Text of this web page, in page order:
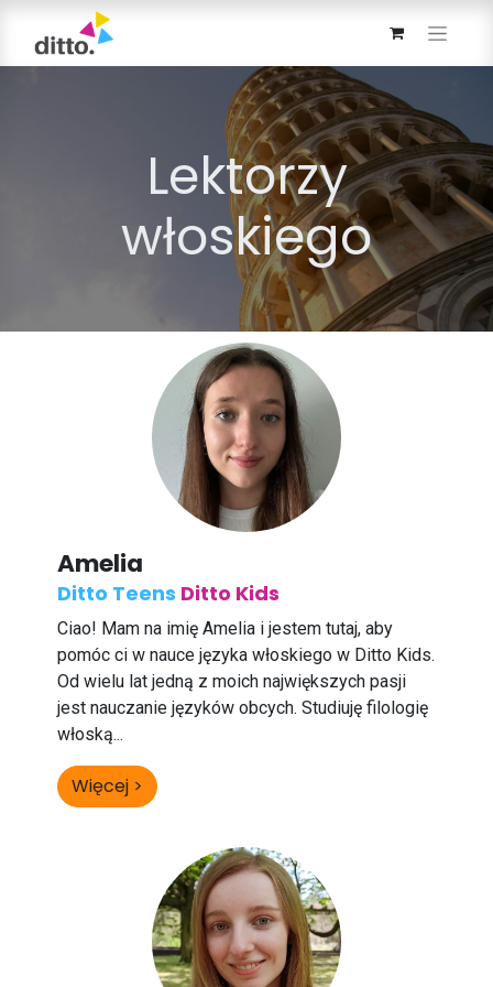
Lektorzy
włoskiego
Amelia
Ditto Teens Ditto Kids
Ciao! Mam na imię Amelia i jestem tutaj, aby
pomóc ci w nauce języka włoskiego w Ditto Kids.
Od wielu lat jedną z moich największych pasji
jest nauczanie języków obcych. Studiuję filologię
włoską...
Więcej >